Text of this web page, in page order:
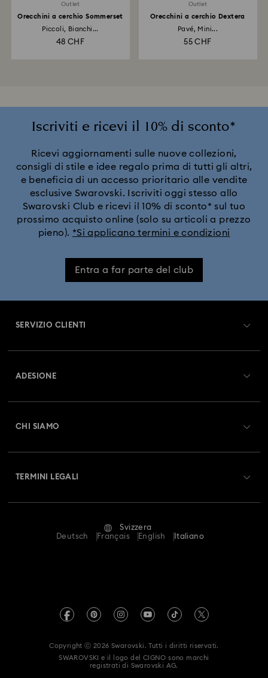
Outlet
Orecchini a cerchio Sommerset
Piccoli, Bianchi...
48 CHF
Outlet
Orecchini a cerchio Dextera
Pavé, Mini...
55 CHF
Iscriviti e ricevi il 10% di sconto*
Ricevi aggiornamenti sulle nuove collezioni,
consigli di stile e idee regalo prima di tutti gli altri,
e beneficia di un accesso prioritario alle vendite
esclusive Swarovski. Iscriviti oggi stesso allo
Swarovski Club e ricevi il 10% di sconto* sul tuo
prossimo acquisto online (solo su articoli a prezzo
pieno). *Si applicano termini e condizioni
Entra a far parte del club
SERVIZIO CLIENTI
Resi & Cambi
Stato della riparazione
Prenota un appuntamento
ADESIONE
CHI SIAMO
Code of Conduct & Policies
TERMINI LEGALI
Termini & Condizioni
Informazioni sul REACH
Autorizzazione alla raccolta e trattamento dei dati
Svizzera
Deutsch
Français English Italiano
Copyright ⓒ 2026 Swarovski. Tutti i diritti riservati.
SWAROVSKI e il logo del CIGNO sono marchi
registrati di Swarovski AG.